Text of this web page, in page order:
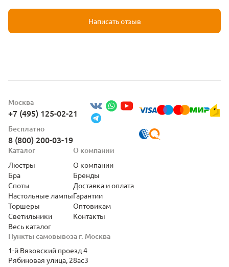
Написать отзыв
Москва
+7 (495) 125-02-21
Бесплатно
8 (800) 200-03-19
Пункты самовывоза г. Москва
1-й Вязовский проезд 4
Рябиновая улица, 28ас3
Каталог
Люстры
Бра
Споты
Настольные лампы
Торшеры
Светильники
Весь каталог
О компании
О компании
Бренды
Доставка и оплата
Гарантии
Оптовикам
Контакты